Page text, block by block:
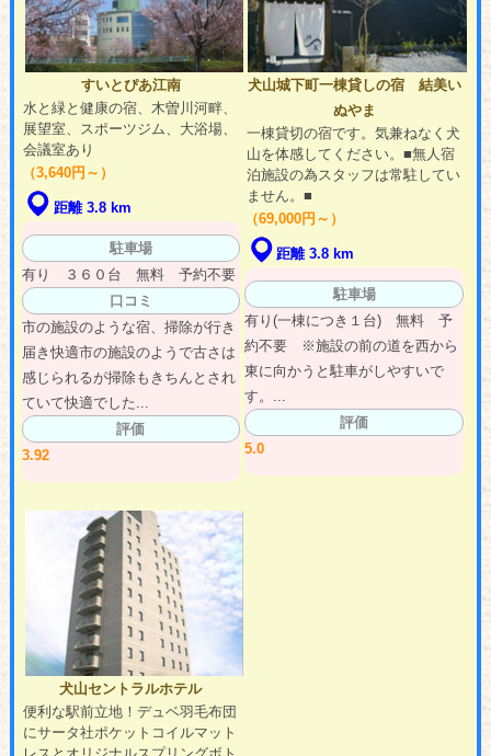
すいとぴあ江南
水と緑と健康の宿、木曽川河畔、
展望室、スポーツジム、大浴場、
会議室あり
（3,640円～）
距離 3.8 km
駐車場
有り ３６０台 無料 予約不要
口コミ
市の施設のような宿、掃除が行き
届き快適市の施設のようで古さは
感じられるが掃除もきちんとされ
ていて快適でした...
評価
3.92
犬山城下町一棟貸しの宿 結美い
ぬやま
一棟貸切の宿です。気兼ねなく犬
山を体感してください。■無人宿
泊施設の為スタッフは常駐してい
ません。■
（69,000円～）
距離 3.8 km
駐車場
有り(一棟につき１台) 無料 予
約不要 ※施設の前の道を西から
東に向かうと駐車がしやすいで
す。...
評価
5.0
犬山セントラルホテル
便利な駅前立地！デュベ羽毛布団
にサータ社ポケットコイルマット